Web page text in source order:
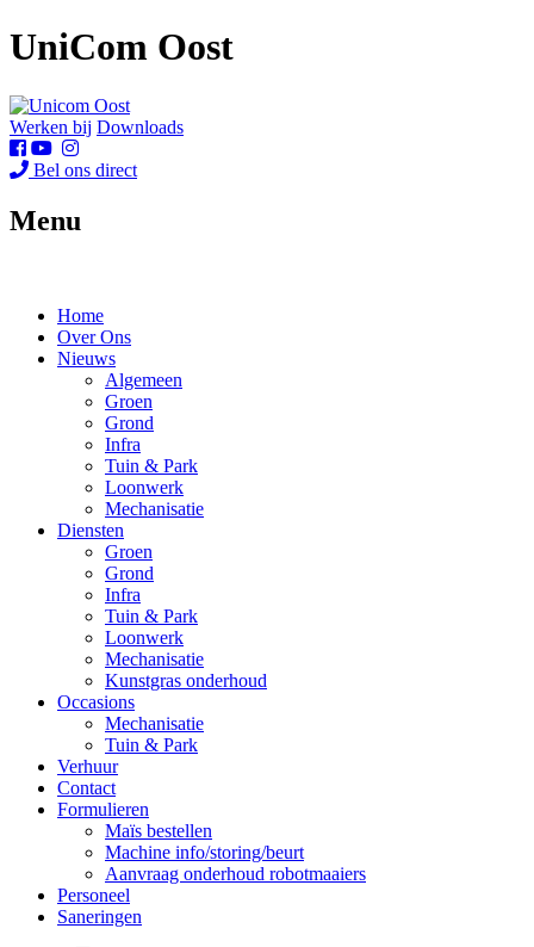
UniCom Oost
Werken bij Downloads
Bel ons direct
Menu
Home
Over Ons
Nieuws
Algemeen
Groen
Grond
Infra
Tuin & Park
Loonwerk
Mechanisatie
Diensten
Groen
Grond
Infra
Tuin & Park
Loonwerk
Mechanisatie
Kunstgras onderhoud
Occasions
Mechanisatie
Tuin & Park
Verhuur
Contact
Formulieren
Maïs bestellen
Machine info/storing/beurt
Aanvraag onderhoud robotmaaiers
Personeel
Saneringen